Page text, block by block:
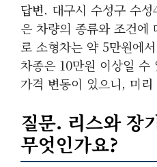
답변. 대구시 수성구 수
은 차량의 종류와 조건에
로 소형차는 약 5만원에
차종은 10만원 이상일 수
가격 변동이 있으니, 미
질문. 리스와장
무엇인가요?